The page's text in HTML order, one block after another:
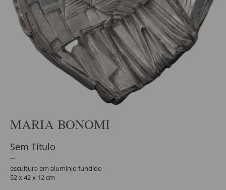
MARIA BONOMI
Sem Título
escultura em alumínio fundido
52 x 42 x 12 cm